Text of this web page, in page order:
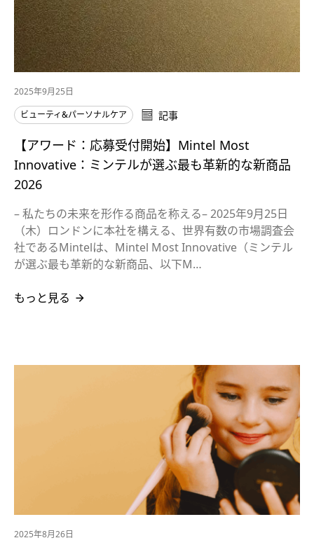
2025年9月25日
ビューティ&パーソナルケア
記事
【アワード：応募受付開始】Mintel Most
Innovative：ミンテルが選ぶ最も革新的な新商品
2026
– 私たちの未来を形作る商品を称える– 2025年9月25日
（木）ロンドンに本社を構える、世界有数の市場調査会
社であるMintelは、Mintel Most Innovative（ミンテル
が選ぶ最も革新的な新商品、以下M…
もっと見る
2025年8月26日